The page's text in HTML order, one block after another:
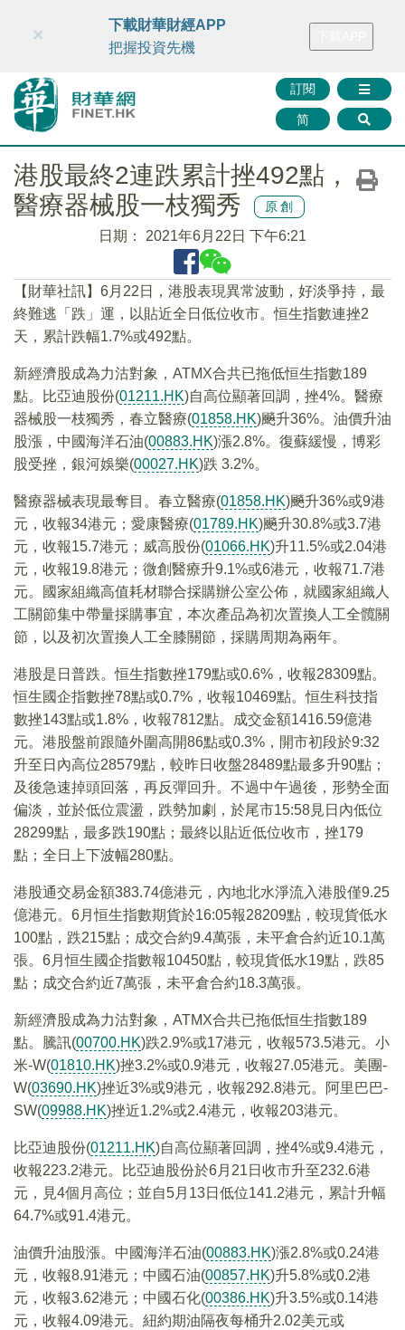
財華智庫網 FINTV FINMETA 財華證券 媒體矩陣
訂閱
简
×
下載財華財經APP
把握投資先機
港股最終2連跌累計挫492點，
醫療器械股一枝獨秀
原創
日期： 2021年6月22日 下午6:21
【財華社訊】6月22日，港股表現異常波動，好淡爭持，最
終難逃「跌」運，以貼近全日低位收市。恒生指數連挫2
天，累計跌幅1.7%或492點。
新經濟股成為力沽對象，ATMX合共已拖低恒生指數189
點。比亞迪股份(01211.HK)自高位顯著回調，挫4%。醫療
器械股一枝獨秀，春立醫療(01858.HK)飈升36%。油價升油
股漲，中國海洋石油(00883.HK)漲2.8%。復蘇緩慢，博彩
股受挫，銀河娛樂(00027.HK)跌 3.2%。
醫療器械表現最奪目。春立醫療(01858.HK)飈升36%或9港
元，收報34港元；愛康醫療(01789.HK)飈升30.8%或3.7港
元，收報15.7港元；威高股份(01066.HK)升11.5%或2.04港
元，收報19.8港元；微創醫療升9.1%或6港元，收報71.7港
元。國家組織高值耗材聯合採購辦公室公佈，就國家組織人
工關節集中帶量採購事宜，本次產品為初次置換人工全髖關
節，以及初次置換人工全膝關節，採購周期為兩年。
港股是日普跌。恒生指數挫179點或0.6%，收報28309點。
恒生國企指數挫78點或0.7%，收報10469點。恒生科技指
數挫143點或1.8%，收報7812點。成交金額1416.59億港
元。港股盤前跟隨外圍高開86點或0.3%，開市初段於9:32
升至日內高位28579點，較昨日收盤28489點最多升90點；
及後急速掉頭回落，再反彈回升。不過中午過後，形勢全面
偏淡，並於低位震盪，跌勢加劇，於尾市15:58見日內低位
28299點，最多跌190點；最終以貼近低位收市，挫179
點；全日上下波幅280點。
港股通交易金額383.74億港元，內地北水淨流入港股僅9.25
億港元。6月恒生指數期貨於16:05報28209點，較現貨低水
100點，跌215點；成交合約9.4萬張，未平倉合約近10.1萬
張。6月恒生國企指數報10450點，較現貨低水19點，跌85
點；成交合約近7萬張，未平倉合約18.3萬張。
新經濟股成為力沽對象，ATMX合共已拖低恒生指數189
點。騰訊(00700.HK)跌2.9%或17港元，收報573.5港元。小
米-W(01810.HK)挫3.2%或0.9港元，收報27.05港元。美團-
W(03690.HK)挫近3%或9港元，收報292.8港元。阿里巴巴-
SW(09988.HK)挫近1.2%或2.4港元，收報203港元。
比亞迪股份(01211.HK)自高位顯著回調，挫4%或9.4港元，
收報223.2港元。比亞迪股份於6月21日收市升至232.6港
元，見4個月高位；並自5月13日低位141.2港元，累計升幅
64.7%或91.4港元。
油價升油股漲。中國海洋石油(00883.HK)漲2.8%或0.24港
元，收報8.91港元；中國石油(00857.HK)升5.8%或0.2港
元，收報3.62港元；中國石化(00386.HK)升3.5%或0.14港
元，收報4.09港元。紐約期油隔夜每桶升2.02美元或